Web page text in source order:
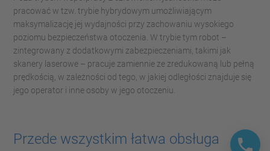
pracować w tzw. trybie hybrydowym umożliwiającym
maksymalizację jej wydajności przy zachowaniu wysokiego
poziomu bezpieczeństwa otoczenia. W trybie tym robot –
zintegrowany z dodatkowymi zabezpieczeniami, takimi jak
skanery laserowe – pracuje zamiennie ze zredukowaną lub pełną
prędkością, w zależności od tego, w jakiej odległości znajduje się
jego operator i inne osoby w jego otoczeniu.
Przede wszystkim łatwa obsługa